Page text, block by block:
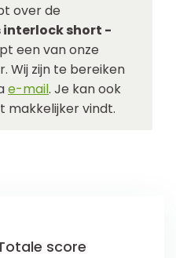
over de
interlock short -
een van onze
Wij zijn te bereiken
e-mail. Je kan ook
makkelijker vindt.
score